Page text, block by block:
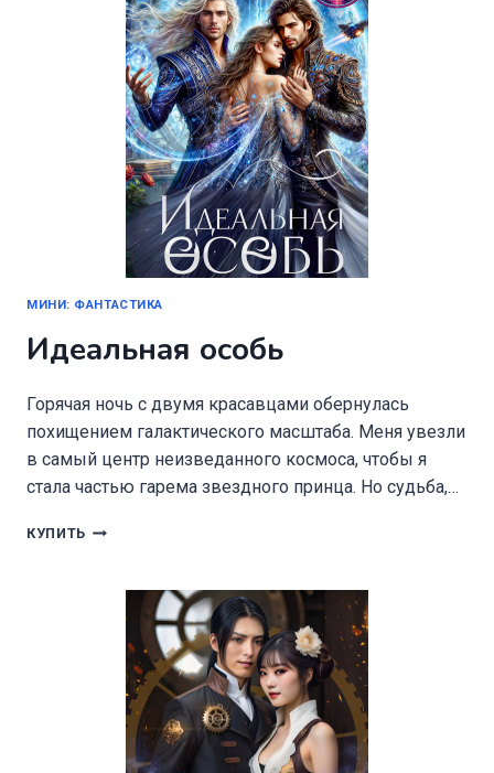
МИНИ: ФАНТАСТИКА
Идеальная особь
Горячая ночь с двумя красавцами обернулась
похищением галактического масштаба. Меня увезли
в самый центр неизведанного космоса, чтобы я
стала частью гарема звездного принца. Но судьба,…
КУПИТЬ ИДЕАЛЬНАЯ